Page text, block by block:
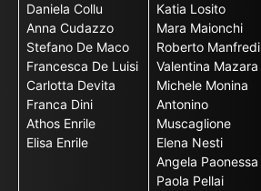
Daniela Collu
Anna Cudazzo
Stefano De Maco
Francesca De Luisi
Carlotta Devita
Franca Dini
Athos Enrile
Elisa Enrile
Katia Losito
Mara Maionchi
Roberto Manfredi
Valentina Mazara
Michele Monina
Antonino
Muscaglione
Elena Nesti
Angela Paonessa
Paola Pellai